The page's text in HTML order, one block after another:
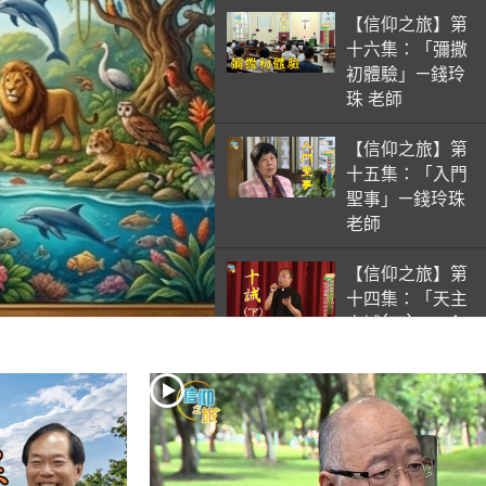
【信仰之旅】第
十六集：「彌撒
初體驗」—錢玲
珠 老師
【信仰之旅】第
十五集：「入門
聖事」—錢玲珠
老師
【信仰之旅】第
十四集：「天主
十誡(下)」—金
【信仰之旅】第
十三集：「天主
十誡(上)」—金
毓瑋 神父